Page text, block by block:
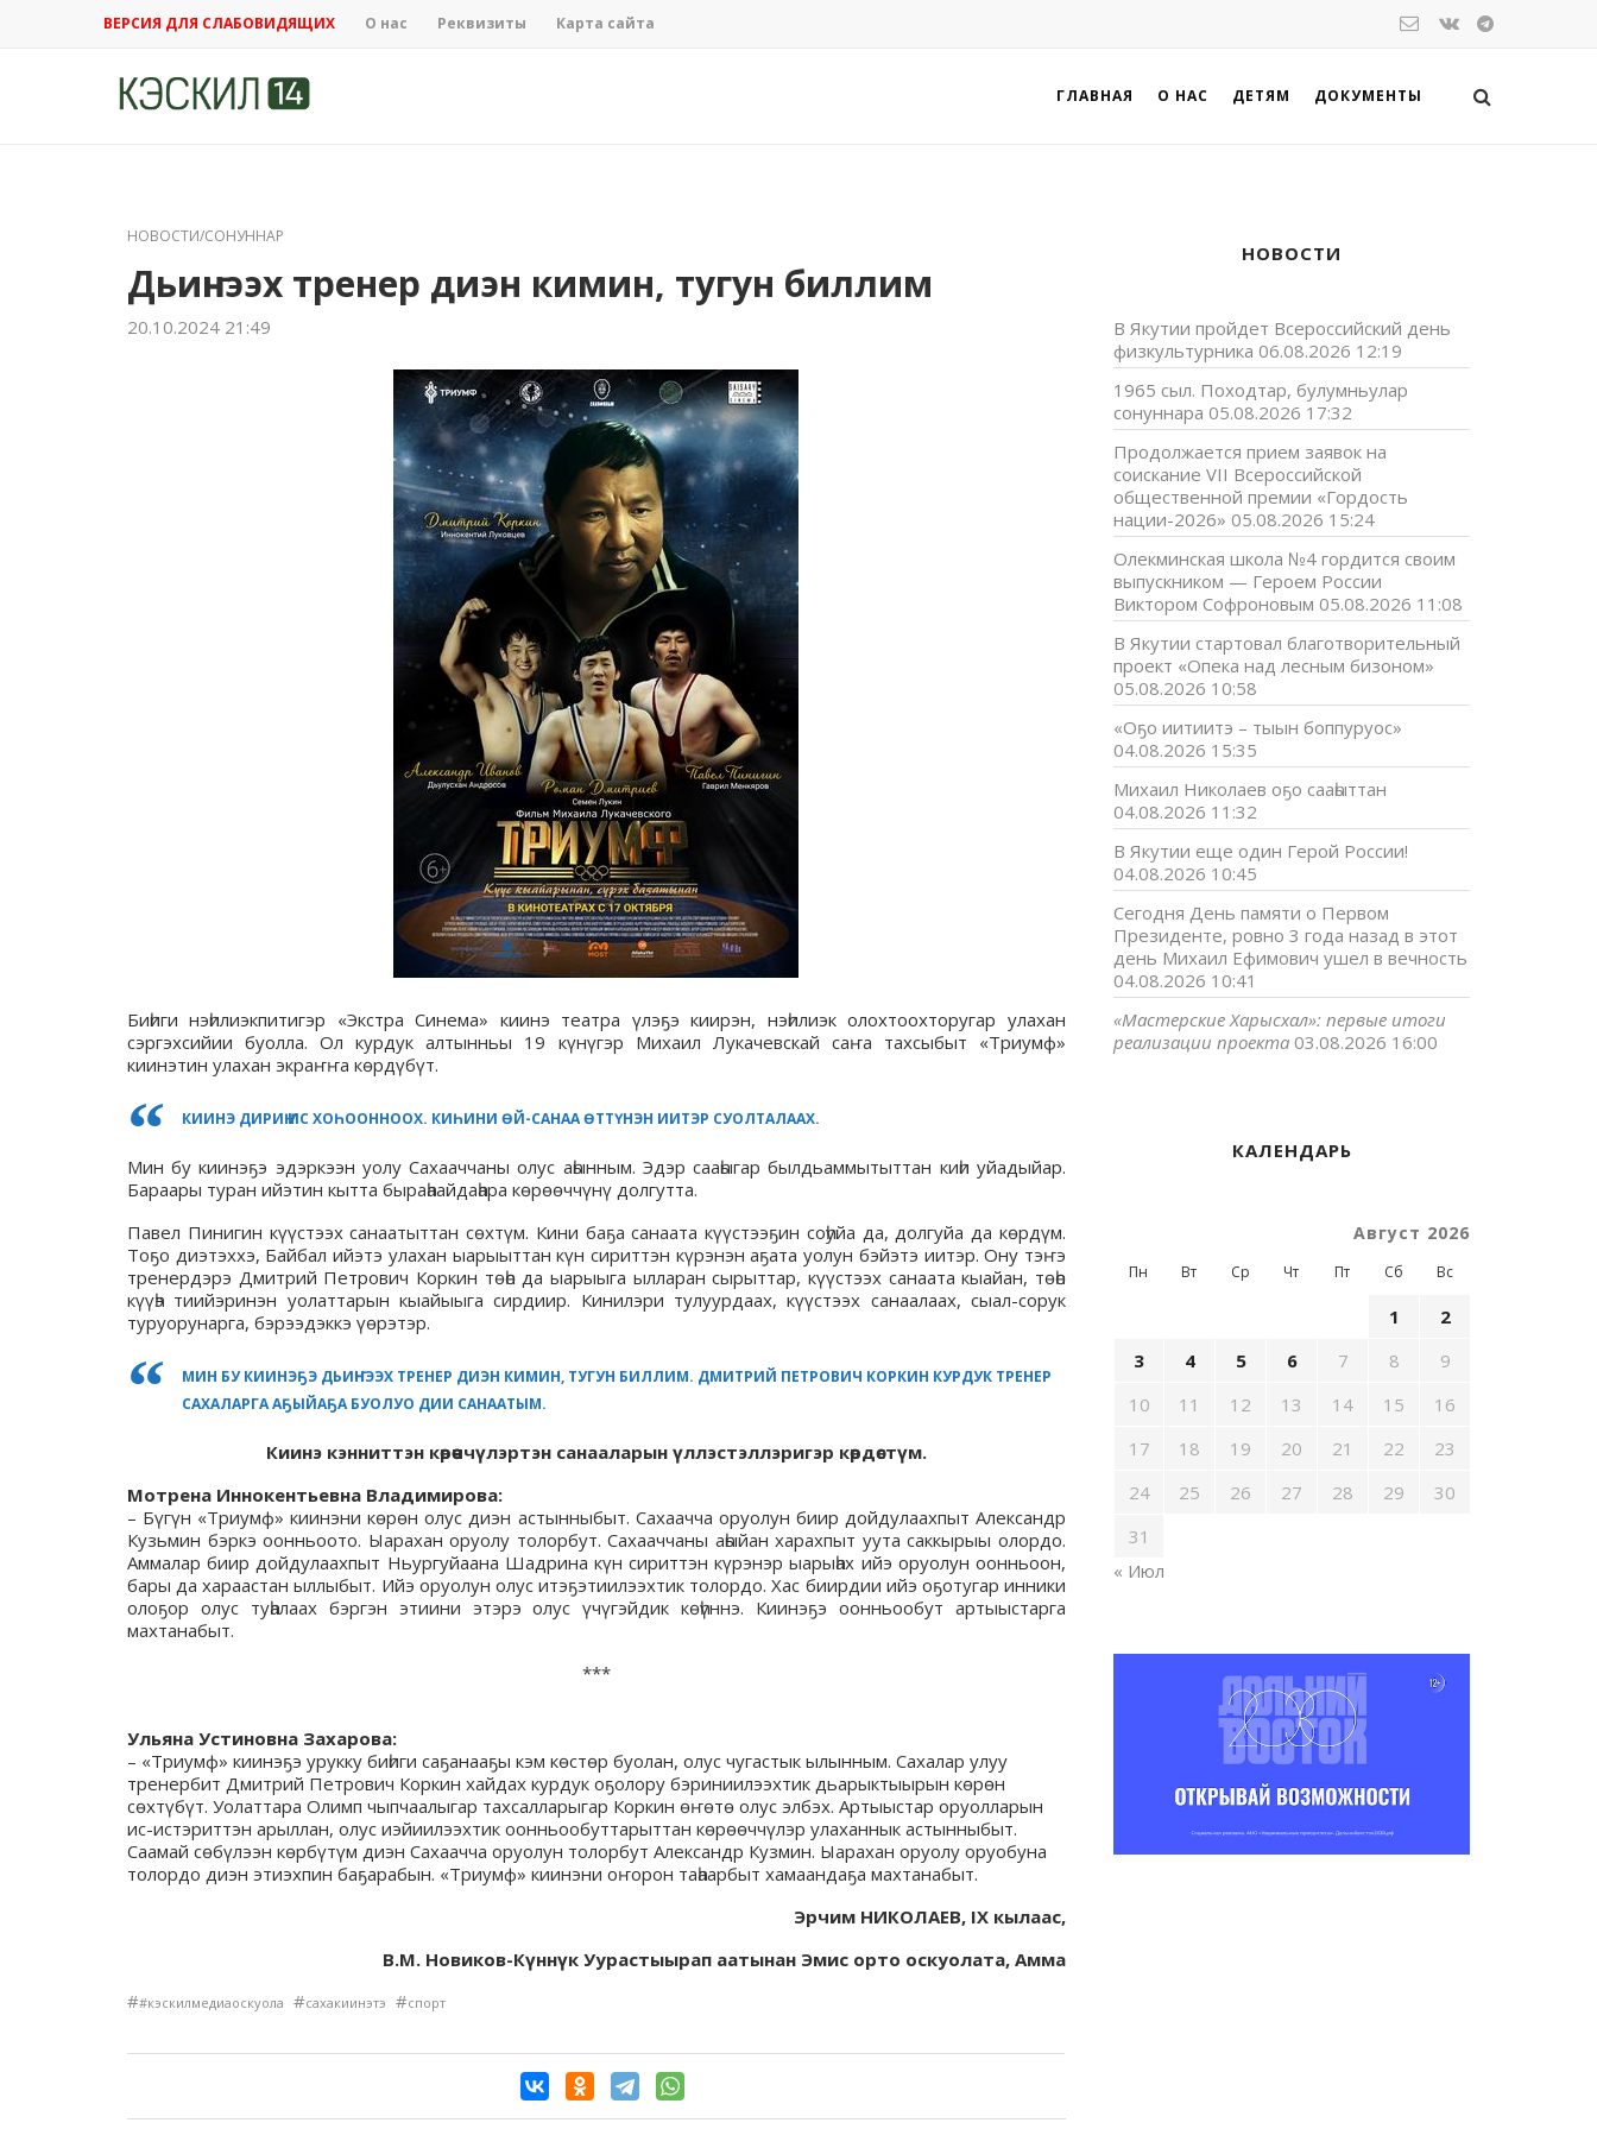
ВЕРСИЯ ДЛЯ СЛАБОВИДЯЩИХ О нас Реквизиты Карта сайта
ГЛАВНАЯ О НАС ДЕТЯМ ДОКУМЕНТЫ
НОВОСТИ/СОНУННАР
Дьиҥнээх тренер диэн кимин, тугун биллим
20.10.2024 21:49
Биһиги нэһилиэкпитигэр «Экстра Синема» киинэ театра үлэҕэ киирэн, нэһилиэк олохтоохторугар улахан
сэргэхсийии буолла. Ол курдук алтынньы 19 күнүгэр Михаил Лукачевскай саҥа тахсыбыт «Триумф»
киинэтин улахан экраҥҥа көрдүбүт.
КИИНЭ ДИРИҤ ИС ХОҺООННООХ. КИҺИНИ ӨЙ-САНАА ӨТТҮНЭН ИИТЭР СУОЛТАЛААХ.
Мин бу киинэҕэ эдэркээн уолу Сахааччаны олус аһынным. Эдэр сааһыгар былдьаммытыттан киһи уйадыйар.
Бараары туран ийэтин кытта быраһаайдаһара көрөөччүнү долгутта.
Павел Пинигин күүстээх санаатыттан сөхтүм. Кини баҕа санаата күүстээҕин соһуйа да, долгуйа да көрдүм.
Тоҕо диэтэххэ, Байбал ийэтэ улахан ыарыыттан күн сириттэн күрэнэн аҕата уолун бэйэтэ иитэр. Ону тэҥэ
тренердэрэ Дмитрий Петрович Коркин төһө да ыарыыга ылларан сырыттар, күүстээх санаата кыайан, төһө
күүһэ тиийэринэн уолаттарын кыайыыга сирдиир. Кинилэри тулуурдаах, күүстээх санаалаах, сыал-сорук
туруорунарга, бэрээдэккэ үөрэтэр.
МИН БУ КИИНЭҔЭ ДЬИҤНЭЭХ ТРЕНЕР ДИЭН КИМИН, ТУГУН БИЛЛИМ. ДМИТРИЙ ПЕТРОВИЧ КОРКИН КУРДУК ТРЕНЕР
САХАЛАРГА АҔЫЙАҔА БУОЛУО ДИИ САНААТЫМ.
Киинэ кэнниттэн көрөөччүлэртэн санааларын үллэстэллэригэр көрдөстүм.
Мотрена Иннокентьевна Владимирова:
– Бүгүн «Триумф» киинэни көрөн олус диэн астынныбыт. Сахаачча оруолун биир дойдулаахпыт Александр
Кузьмин бэркэ оонньоото. Ыарахан оруолу толорбут. Сахааччаны аһыйан харахпыт уута саккырыы олордо.
Аммалар биир дойдулаахпыт Ньургуйаана Шадрина күн сириттэн күрэнэр ыарыһах ийэ оруолун оонньоон,
бары да хараастан ыллыбыт. Ийэ оруолун олус итэҕэтиилээхтик толордо. Хас биирдии ийэ оҕотугар инники
олоҕор олус туһалаах бэргэн этиини этэрэ олус үчүгэйдик көһүннэ. Киинэҕэ оонньообут артыыстарга
махтанабыт.
***
Ульяна Устиновна Захарова:
– «Триумф» киинэҕэ урукку биһиги саҕанааҕы кэм көстөр буолан, олус чугастык ылынным. Сахалар улуу
тренербит Дмитрий Петрович Коркин хайдах курдук оҕолору бэриниилээхтик дьарыктыырын көрөн
сөхтүбүт. Уолаттара Олимп чыпчаалыгар тахсалларыгар Коркин өҥөтө олус элбэх. Артыыстар оруолларын
ис-истэриттэн арыллан, олус иэйиилээхтик оонньообуттарыттан көрөөччүлэр улаханнык астынныбыт.
Саамай сөбүлээн көрбүтүм диэн Сахаачча оруолун толорбут Александр Кузмин. Ыарахан оруолу оруобуна
толордо диэн этиэхпин баҕарабын. «Триумф» киинэни оҥорон таһаарбыт хамаандаҕа махтанабыт.
Эрчим НИКОЛАЕВ, IX кылаас,
В.М. Новиков-Күннүк Уурастыырап аатынан Эмис орто оскуолата, Амма
##кэскилмедиаоскуола #сахакиинэтэ #спорт
НОВОСТИ
В Якутии пройдет Всероссийский день
физкультурника 06.08.2026 12:19
1965 сыл. Походтар, булумньулар
сонуннара 05.08.2026 17:32
Продолжается прием заявок на
соискание VII Всероссийской
общественной премии «Гордость
нации-2026» 05.08.2026 15:24
Олекминская школа №4 гордится своим
выпускником — Героем России
Виктором Софроновым 05.08.2026 11:08
В Якутии стартовал благотворительный
проект «Опека над лесным бизоном»
05.08.2026 10:58
«Оҕо иитиитэ – тыын боппуруос»
04.08.2026 15:35
Михаил Николаев оҕо сааһыттан
04.08.2026 11:32
В Якутии еще один Герой России!
04.08.2026 10:45
Сегодня День памяти о Первом
Президенте, ровно 3 года назад в этот
день Михаил Ефимович ушел в вечность
04.08.2026 10:41
«Мастерские Харысхал»: первые итоги
реализации проекта 03.08.2026 16:00
КАЛЕНДАРЬ
Август 2026
Пн Вт Ср Чт Пт Сб Вс
1
2
3
4 5 6 7 8
9
10
11 12 13 14 15
16
17
18 19 20 21 22
23
24
25 26 27 28 29
30
31
« Июл